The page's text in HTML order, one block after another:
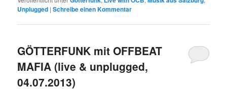
Unplugged |Schreibe einen Kommentar
GÖTTERFUNK mit OFFBEAT
MAFIA (live & unplugged,
04.07.2013)